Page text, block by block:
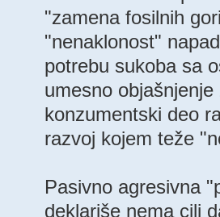
"zamena fosilnih
"nenaklonost"
potrebu sukoba sa
umesno
konzumentski deo
razvoj kojem teže
Pasivno agresivna
deklariše nema cilj